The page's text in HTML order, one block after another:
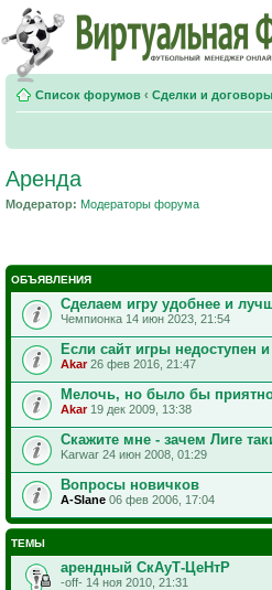
Список форумов ‹ Сделки и договоры
Аренда
Модератор: Модераторы форума
ОБЪЯВЛЕНИЯ
Сделаем игру удобнее и
Чемпионка 14 июн 2023, 21:54
Если сайт игры недоступен
Akar26 фев 2016, 21:47
Мелочь, но было бы
Akar19 дек 2009, 13:38
Скажите мне - зачем Лиге
Karwar 24 июн 2008, 01:29
Вопросы новичков
A-Slane 06 фев 2006, 17:04
ТЕМЫ
арендный СкАуТ-ЦеНтР
-off- 14 ноя 2010, 21:31